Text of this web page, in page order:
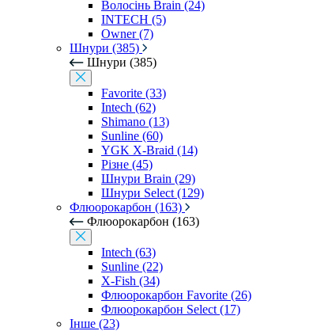
Волосінь Brain (24)
INTECH (5)
Owner (7)
Шнури (385)
Шнури (385)
Favorite (33)
Intech (62)
Shimano (13)
Sunline (60)
YGK X-Braid (14)
Різне (45)
Шнури Brain (29)
Шнури Select (129)
Флюорокарбон (163)
Флюорокарбон (163)
Intech (63)
Sunline (22)
X-Fish (34)
Флюорокарбон Favorite (26)
Флюорокарбон Select (17)
Інше (23)